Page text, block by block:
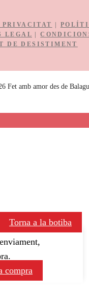
LEGAL
DE DESISTIMENT
Fet amb amor des de
Torna a la botiba
compra